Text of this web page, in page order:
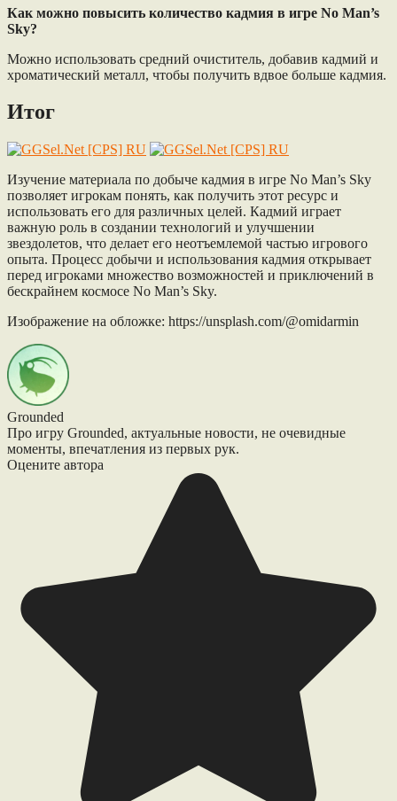
Как можно повысить количество кадмия в игре No Man’s
Sky?
Можно использовать средний очиститель, добавив кадмий и
хроматический металл, чтобы получить вдвое больше кадмия.
Итог
Изучение материала по добыче кадмия в игре No Man’s Sky
позволяет игрокам понять, как получить этот ресурс и
использовать его для различных целей. Кадмий играет
важную роль в создании технологий и улучшении
звездолетов, что делает его неотъемлемой частью игрового
опыта. Процесс добычи и использования кадмия открывает
перед игроками множество возможностей и приключений в
бескрайнем космосе No Man’s Sky.
Изображение на обложке: https://unsplash.com/@omidarmin
Grounded
Про игру Grounded, актуальные новости, не очевидные
моменты, впечатления из первых рук.
Оцените автора